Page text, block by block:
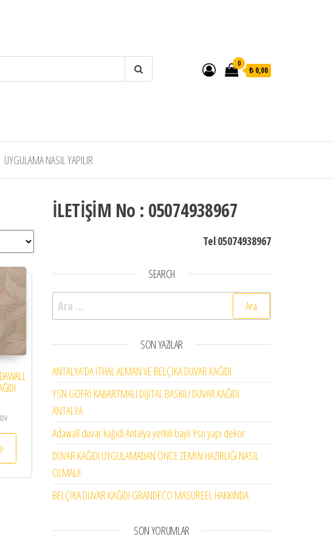
0
₺ 0,00
UYGULAMA NASIL YAPILIR
İLETİŞİM No : 05074938967
Tel:05074938967
SEARCH
Arama:
SON YAZILAR
ANTALYA’DA İTHAL ALMAN VE BELÇİKA DUVAR KAĞIDI .
YSN GOFRİ KABARTMALI DİJİTAL BASKILI DUVAR KAĞIDI
ANTALYA
Adawall duvar kağıdı Antalya yetkili bayii Ysn yapı dekor
DUVAR KAĞIDI UYGULAMADAN ÖNCE ZEMİN HAZIRLIĞI NASIL
OLMALI!
BELÇİKA DUVAR KAĞIDI GRANDECO MASUREEL HAKKINDA
SON YORUMLAR